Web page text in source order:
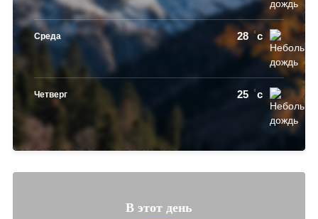
Среда 28 c
Четверг 25 c
В этот день